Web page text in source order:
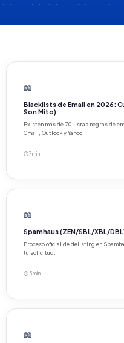
📖
Blacklists de Email en 2026:
Son Mito)
Existen más de 70 listas negras de
Gmail, Outlook y Yahoo.
⏱ 7 min
📖
Spamhaus (ZEN/SBL/XBL/
Proceso oficial de delisting en
tu solicitud.
⏱ 5 min
📖